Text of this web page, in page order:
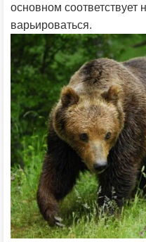
основном
варьироваться.